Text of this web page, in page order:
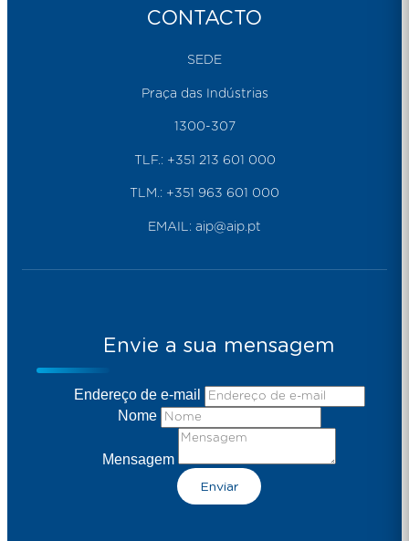
CONTACTO
SEDE
Praça das Indústrias
1300-307
TLF.: +351 213 601 000
TLM.: +351 963 601 000
EMAIL: aip@aip.pt
Envie a sua mensagem
Endereço de e-mail
Nome
Mensagem
Enviar